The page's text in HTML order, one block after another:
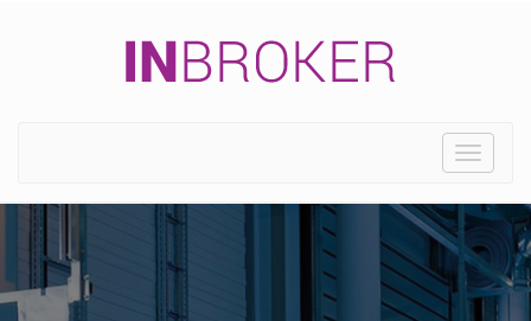
Toggle